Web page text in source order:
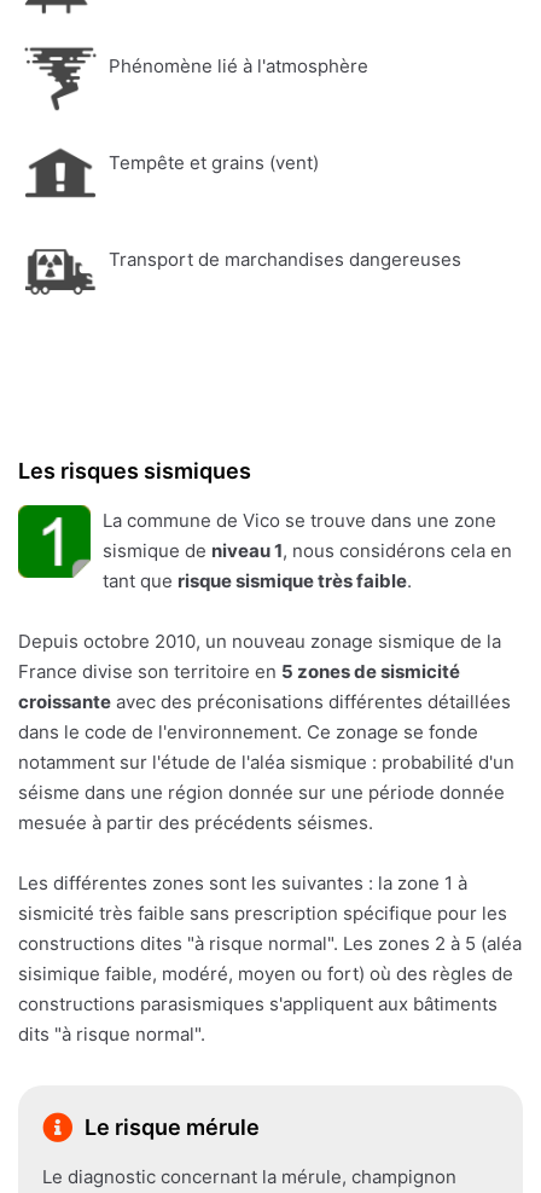
Phénomène lié à l'atmosphère
Tempête et grains (vent)
Transport de marchandises dangereuses
Les risques sismiques
La commune de Vico se trouve dans une zone
sismique de niveau 1, nous considérons cela en
tant que risque sismique très faible.
Depuis octobre 2010, un nouveau zonage sismique de la
France divise son territoire en 5 zones de sismicité
croissante avec des préconisations différentes détaillées
dans le code de l'environnement. Ce zonage se fonde
notamment sur l'étude de l'aléa sismique : probabilité d'un
séisme dans une région donnée sur une période donnée
mesuée à partir des précédents séismes.
Les différentes zones sont les suivantes : la zone 1 à
sismicité très faible sans prescription spécifique pour les
constructions dites "à risque normal". Les zones 2 à 5 (aléa
sisimique faible, modéré, moyen ou fort) où des règles de
constructions parasismiques s'appliquent aux bâtiments
dits "à risque normal".
Le risque mérule
Le diagnostic concernant la mérule, champignon